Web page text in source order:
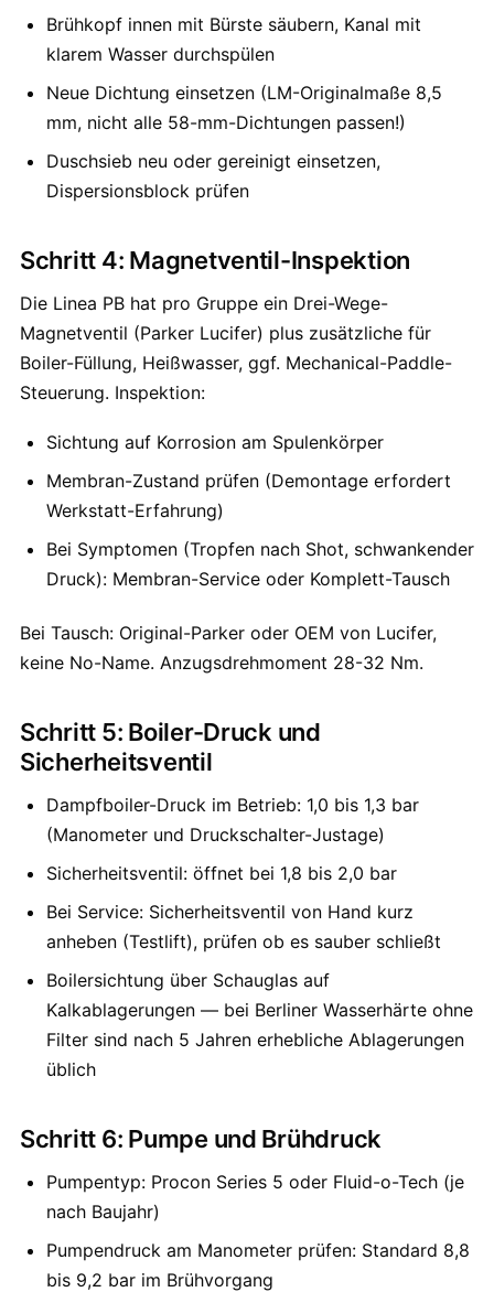
Brühkopf innen mit Bürste säubern, Kanal mit
klarem Wasser durchspülen
Neue Dichtung einsetzen (LM-Originalmaße 8,5
mm, nicht alle 58-mm-Dichtungen passen!)
Duschsieb neu oder gereinigt einsetzen,
Dispersionsblock prüfen
Schritt 4: Magnetventil-Inspektion
Die Linea PB hat pro Gruppe ein Drei-Wege-
Magnetventil (Parker Lucifer) plus zusätzliche für
Boiler-Füllung, Heißwasser, ggf. Mechanical-Paddle-
Steuerung. Inspektion:
Sichtung auf Korrosion am Spulenkörper
Membran-Zustand prüfen (Demontage erfordert
Werkstatt-Erfahrung)
Bei Symptomen (Tropfen nach Shot, schwankender
Druck): Membran-Service oder Komplett-Tausch
Bei Tausch: Original-Parker oder OEM von Lucifer,
keine No-Name. Anzugsdrehmoment 28-32 Nm.
Schritt 5: Boiler-Druck und
Sicherheitsventil
Dampfboiler-Druck im Betrieb: 1,0 bis 1,3 bar
(Manometer und Druckschalter-Justage)
Sicherheitsventil: öffnet bei 1,8 bis 2,0 bar
Bei Service: Sicherheitsventil von Hand kurz
anheben (Testlift), prüfen ob es sauber schließt
Boilersichtung über Schauglas auf
Kalkablagerungen — bei Berliner Wasserhärte ohne
Filter sind nach 5 Jahren erhebliche Ablagerungen
üblich
Schritt 6: Pumpe und Brühdruck
Pumpentyp: Procon Series 5 oder Fluid-o-Tech (je
nach Baujahr)
Pumpendruck am Manometer prüfen: Standard 8,8
bis 9,2 bar im Brühvorgang